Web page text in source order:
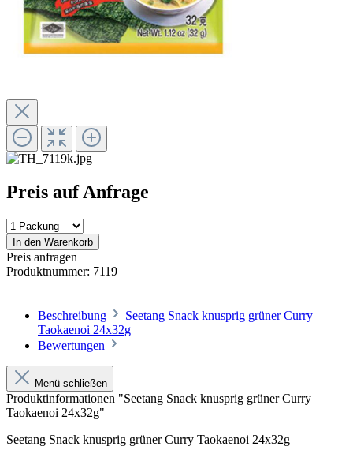
Preis auf Anfrage
In den Warenkorb
Preis anfragen
Produktnummer: 7119
Beschreibung
Seetang Snack knusprig grüner Curry
Taokaenoi 24x32g
Bewertungen
Menü schließen
Produktinformationen "Seetang Snack knusprig grüner Curry
Taokaenoi 24x32g"
Seetang Snack knusprig grüner Curry Taokaenoi 24x32g